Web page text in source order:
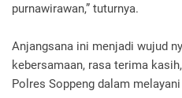
purnawirawan,” tuturnya.
Anjangsana ini menjadi wujud
kebersamaan, rasa terima
Polres Soppeng dalam